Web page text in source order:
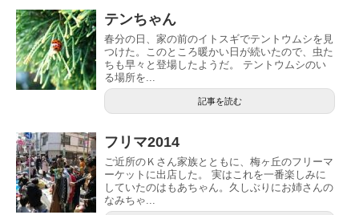
テンちゃん
春分の日、家の前のイトスギでテントウムシを見
つけた。このところ暖かい日が続いたので、虫た
ちも早々と登場したようだ。 テントウムシのい
る場所を...
記事を読む
フリマ2014
ご近所のＫさん家族とともに、梅ヶ丘のフリーマ
ーケットに出店した。 実はこれを一番楽しみに
していたのはもあちゃん。久しぶりにお姉さんの
なみちゃ...